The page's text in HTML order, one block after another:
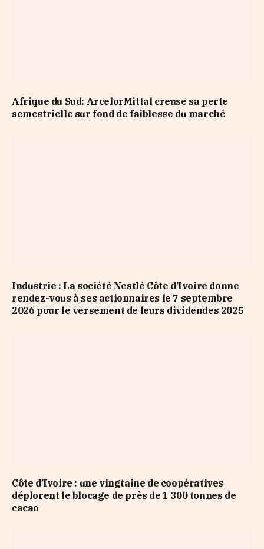
Afrique du Sud: ArcelorMittal creuse sa perte
semestrielle sur fond de faiblesse du marché
Industrie : La société Nestlé Côte d’Ivoire donne
rendez-vous à ses actionnaires le 7 septembre
2026 pour le versement de leurs dividendes 2025
Côte d’Ivoire : une vingtaine de coopératives
déplorent le blocage de près de 1 300 tonnes de
cacao